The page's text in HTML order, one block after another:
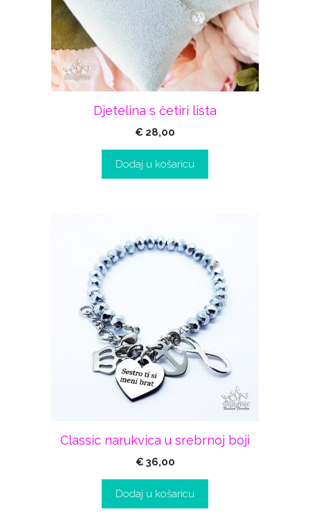
Djetelina s četiri lista
€ 28,00
Dodaj u košaricu
Classic narukvica u srebrnoj boji
€ 36,00
Dodaj u košaricu